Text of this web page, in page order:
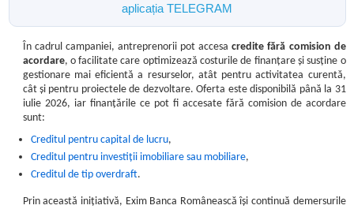
aplicația TELEGRAM
În cadrul campaniei, antreprenorii pot accesacredite fără comision de
acordare, o facilitate care optimizează costurile de finanțare și susține o
gestionare mai eficientă a resurselor, atât pentru activitatea curentă,
cât și pentru proiectele de dezvoltare. Oferta este disponibilă până la 31
iulie 2026, iar finanțările ce pot fi accesate fără comision de acordare
sunt:
Creditul pentru capital de lucru,
Creditul pentru investiții imobiliare sau mobiliare,
Creditul de tip overdraft.
Prin această inițiativă, Exim Banca Românească își continuă demersurile